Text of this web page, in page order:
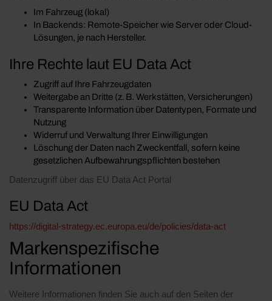
Im Fahrzeug (lokal)
In Backends: Remote-Speicher wie Server oder Cloud-
Lösungen, je nach Hersteller.
Ihre Rechte laut EU Data Act
Zugriff auf Ihre Fahrzeugdaten
Weitergabe an Dritte (z. B. Werkstätten, Versicherungen)
Transparente Information über Datentypen, Formate und
Nutzung
Widerruf und Verwaltung Ihrer Einwilligungen
Löschung der Daten nach Zweckentfall, sofern keine
gesetzlichen Aufbewahrungspflichten bestehen
Datenzugriff über das EU Data Act Portal
EU Data Act
https://digital-strategy.ec.europa.eu/de/policies/data-act
Markenspezifische
Informationen
Weitere Informationen finden Sie auch auf den Seiten der